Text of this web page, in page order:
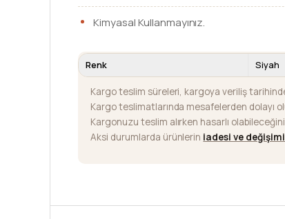
Kimyasal Kullanmayınız.
Renk Siyah
Kargo teslim süreleri, kargoya veriliş
Kargo teslimatlarında mesafelerden dolayı
Kargonuzu teslim alırken hasarlı
Aksi durumlarda ürünlerin iadesi ve